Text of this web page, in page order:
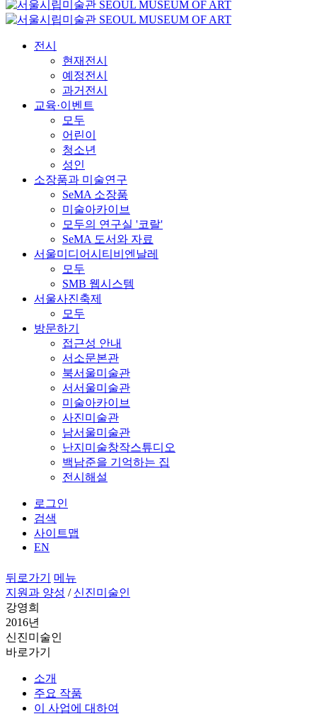
전시
현재전시
예정전시
과거전시
교육·이벤트
모두
어린이
청소년
성인
소장품과 미술연구
SeMA 소장품
미술아카이브
모두의 연구실 '코랄'
SeMA 도서와 자료
서울미디어시티비엔날레
모두
SMB 웹시스템
서울사진축제
모두
방문하기
접근성 안내
서소문본관
북서울미술관
서서울미술관
미술아카이브
사진미술관
남서울미술관
난지미술창작스튜디오
백남준을 기억하는 집
전시해설
로그인
검색
사이트맵
EN
뒤로가기
메뉴
지원과 양성 / 신진미술인
강영희
2016년
신진미술인
바로가기
소개
주요 작품
이 사업에 대하여